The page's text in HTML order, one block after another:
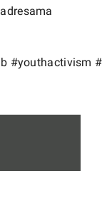
#youthactivism